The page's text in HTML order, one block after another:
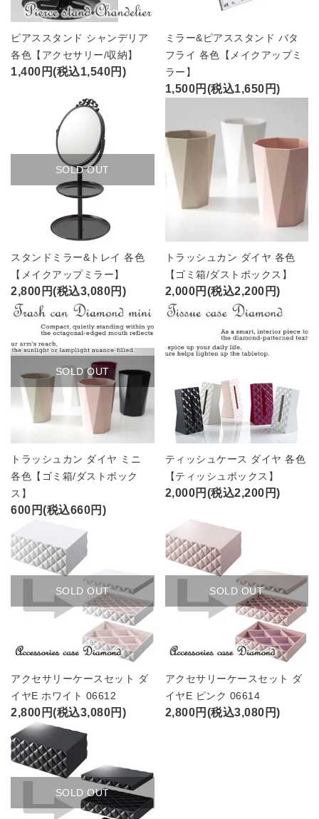
ピアススタンド シャンデリア
各色【アクセサリー/収納】
1,400円(税込1,540円)
ミラー&ピアススタンド バタ
フライ 各色【メイクアップミ
ラー】
1,500円(税込1,650円)
SOLD OUT
スタンドミラー&トレイ 各色
【メイクアップミラー】
2,800円(税込3,080円)
トラッシュカン ダイヤ 各色
【ゴミ箱/ダストボックス】
2,000円(税込2,200円)
SOLD OUT
トラッシュカン ダイヤ ミニ
各色【ゴミ箱/ダストボック
ス】
600円(税込660円)
ティッシュケース ダイヤ 各色
【ティッシュボックス】
2,000円(税込2,200円)
SOLD OUT
アクセサリーケースセット ダ
イヤE ホワイト 06612
2,800円(税込3,080円)
SOLD OUT
アクセサリーケースセット ダ
イヤE ピンク 06614
2,800円(税込3,080円)
SOLD OUT